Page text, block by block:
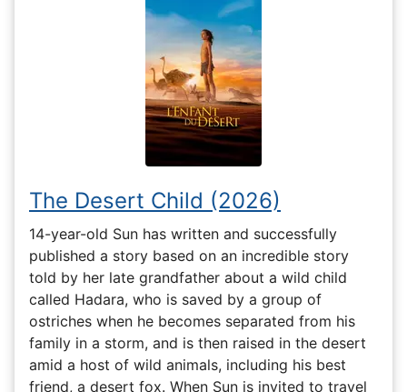
The Desert Child (2026)
14-year-old Sun has written and successfully
published a story based on an incredible story
told by her late grandfather about a wild child
called Hadara, who is saved by a group of
ostriches when he becomes separated from his
family in a storm, and is then raised in the desert
amid a host of wild animals, including his best
friend, a desert fox. When Sun is invited to travel